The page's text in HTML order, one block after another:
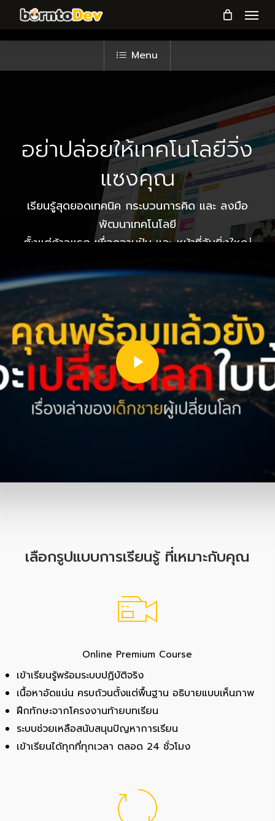
main
Menu
Menu
อย่าปล่อยให้เทคโนโลยีวิ่ง
แซงคุณ
เรียนรู้สุดยอดเทคนิค กระบวนการคิด และ ลงมือ
พัฒนาเทคโนโลยี
ตั้งแต่ก้าวแรก เพื่อความฝัน และ หน้าที่อันยิ่งใหญ่
ทดลองฟรีเรียนผ่านหน้าเว็บ กว่า 100 ตอน
Play Video
Play Video
เลือกรูปแบบการเรียนรู้ ที่เหมาะกับคุณ
Online Premium Course
เข้าเรียนรู้พร้อมระบบปฏิบัติจริง
เนื้อหาอัดแน่น ครบถ้วนตั้งแต่พื้นฐาน อธิบายแบบเห็นภาพ
ฝึกทักษะจากโครงงานท้ายบทเรียน
ระบบช่วยเหลือสนับสนุนปัญหาการเรียน
เข้าเรียนได้ทุกที่ทุกเวลา ตลอด 24 ชั่วโมง